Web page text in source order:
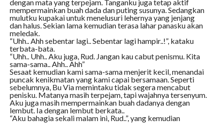
dengan mata yang terpejam. Tanganku juga tetap aktif
mempermainkan buah dada dan puting susunya. Sedangkan
mulutku kupakai untuk menelusuri lehernya yang jenjang
dan halus. Sekian lama kemudian terasa lahar panasku akan
meledak.
“Uhh.. Ahh sebentar lagi.. Sebentar lagi hampir..!”, kataku
terbata-bata.
“Uhh.. Uhh.. Aku juga, Rud. Jangan kau cabut penismu. Kita
sama-sama.. Ahh.. Ahh”
Sesaat kemudian kami sama-sama menjerit kecil, menandai
puncak kenikmatan yang kami capai bersamaan. Seperti
sebelumnya, Bu Via memintaku tidak segera mencabut
penisku. Matanya masih terpejam, tapi wajahnya tersenyum.
Aku juga masih mempermainkan buah dadanya dengan
lembut. Ia dengan lembut berkata..
“Aku bahagia sekali malam ini, Rud..”, yang kemudian